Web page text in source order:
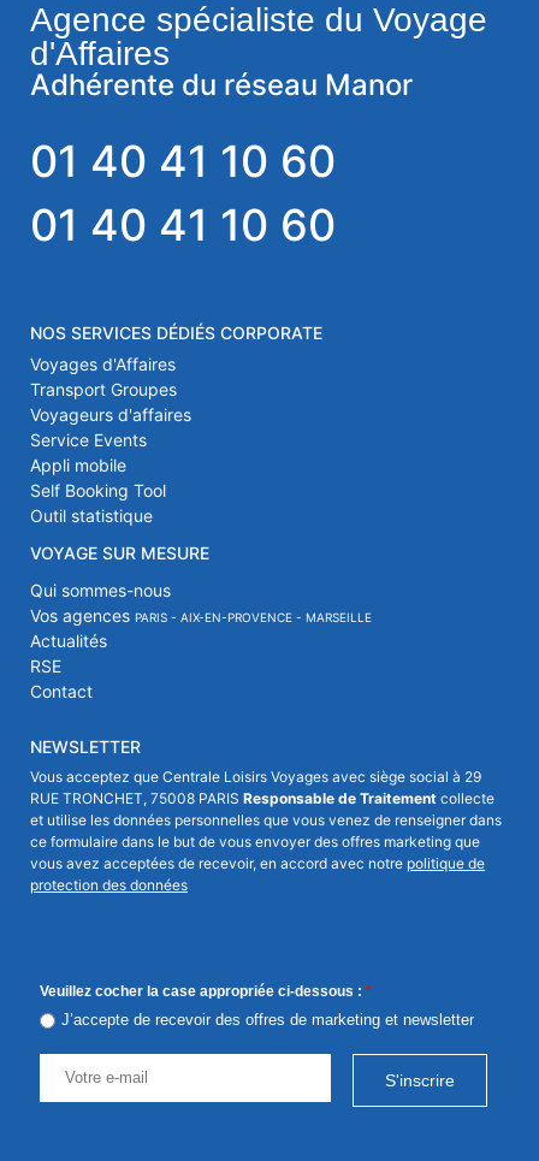
Agence spécialiste du Voyage
d'Affaires
Adhérente du réseau Manor
01 40 41 10 60
01 40 41 10 60
NOS SERVICES DÉDIÉS CORPORATE
Voyages d'Affaires
Transport Groupes
Voyageurs d'affaires
Service Events
Appli mobile
Self Booking Tool
Outil statistique
VOYAGE SUR MESURE
Qui sommes-nous
Vos agences PARIS - AIX-EN-PROVENCE - MARSEILLE
Actualités
RSE
Contact
NEWSLETTER
Vous acceptez que Centrale Loisirs Voyages avec siège social à 29
RUE TRONCHET, 75008 PARIS Responsable de Traitement collecte
et utilise les données personnelles que vous venez de renseigner dans
ce formulaire dans le but de vous envoyer des offres marketing que
vous avez acceptées de recevoir, en accord avec notre politique de
protection des données
Veuillez cocher la case appropriée ci-dessous : *
J’accepte de recevoir des offres de marketing et newsletter
S'inscrire